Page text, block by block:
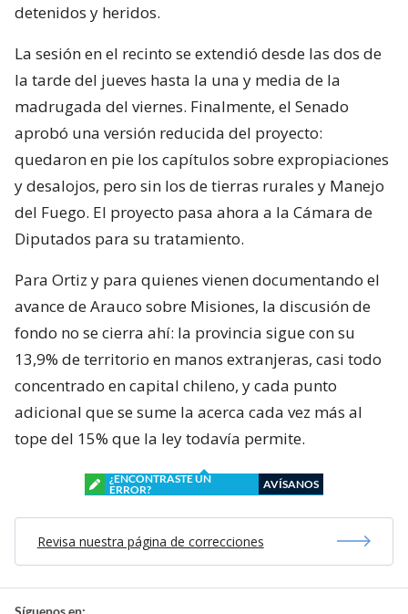
detenidos y heridos.
La sesión en el recinto se extendió desde las dos de
la tarde del jueves hasta la una y media de la
madrugada del viernes. Finalmente, el Senado
aprobó una versión reducida del proyecto:
quedaron en pie los capítulos sobre expropiaciones
y desalojos, pero sin los de tierras rurales y Manejo
del Fuego. El proyecto pasa ahora a la Cámara de
Diputados para su tratamiento.
Para Ortiz y para quienes vienen documentando el
avance de Arauco sobre Misiones, la discusión de
fondo no se cierra ahí: la provincia sigue con su
13,9% de territorio en manos extranjeras, casi todo
concentrado en capital chileno, y cada punto
adicional que se sume la acerca cada vez más al
tope del 15% que la ley todavía permite.
¿ENCONTRASTE UN
ERROR?
AVÍSANOS
Revisa nuestra página de correcciones
Síguenos en: